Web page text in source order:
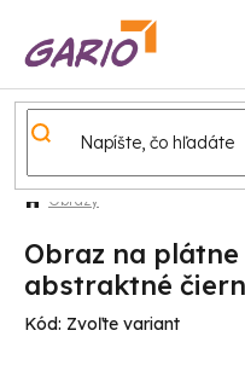
obsah
Obrazy
Obraz na
abstraktné
Kód: Zvoľte variant